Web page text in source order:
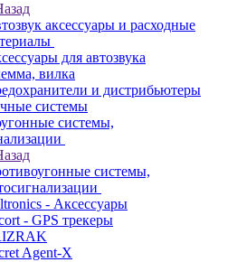
аксессуары и расходные
для автозвука
вилка
и дистрибьютеры
системы
системы,
системы,
- Аксессуары
- GPS трекеры
Agent-X